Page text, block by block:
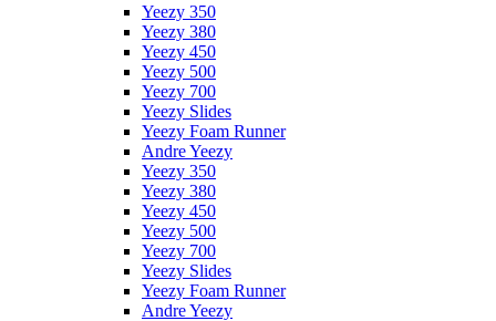
Yeezy 350
Yeezy 380
Yeezy 450
Yeezy 500
Yeezy 700
Yeezy Slides
Yeezy Foam Runner
Andre Yeezy
Yeezy 350
Yeezy 380
Yeezy 450
Yeezy 500
Yeezy 700
Yeezy Slides
Yeezy Foam Runner
Andre Yeezy